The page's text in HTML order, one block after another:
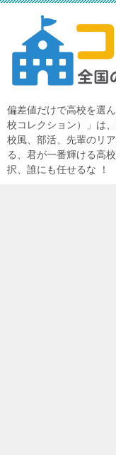
偏差値だけで高校を選
校コレクション）」は
校風、部活、先輩のリ
る、君が一番輝ける高
択、誰にも任せるな ！